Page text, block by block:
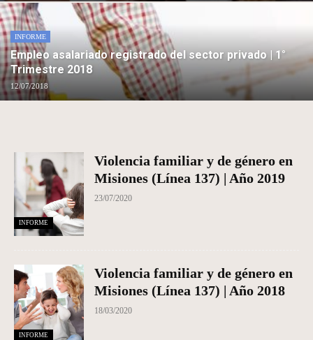
INFORME
Empleo asalariado registrado del sector privado | 1°
Trimestre 2018
12/07/2018
INFORME
Violencia familiar y de género en
Misiones (Línea 137) | Año 2019
23/07/2020
INFORME
Violencia familiar y de género en
Misiones (Línea 137) | Año 2018
18/03/2020